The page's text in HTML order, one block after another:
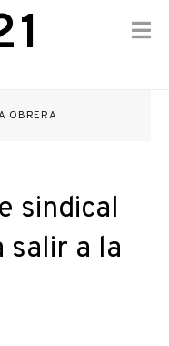
OBRERA
sindical
salir a la